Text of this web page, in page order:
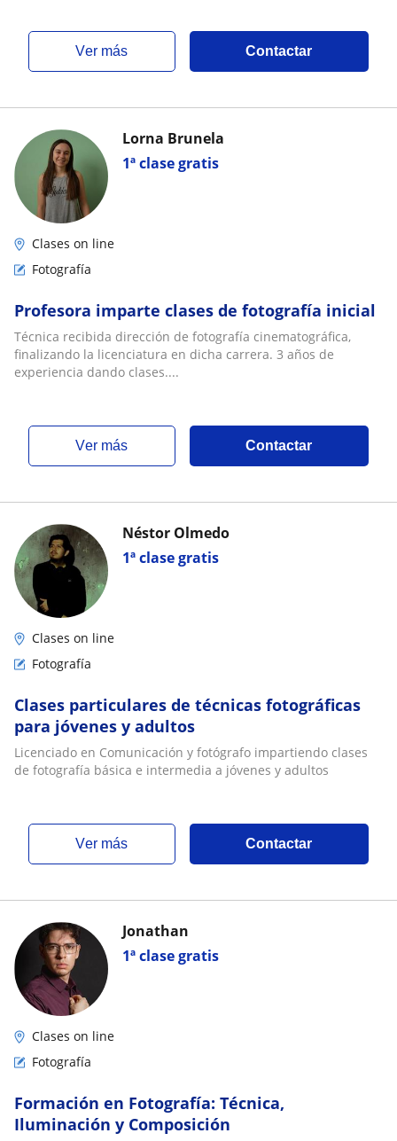
ver más Contactar
1ª clase gratis
Lorna Brunela
Clases on line
Fotografía
Profesora imparte clases de fotografía inicial
Técnica recibida dirección de fotografía cinematográfica,
finalizando la licenciatura en dicha carrera. 3 años de
experiencia dando clases....
ver más Contactar
1ª clase gratis
Néstor Olmedo
Clases on line
Fotografía
Clases particulares de técnicas fotográficas
para jóvenes y adultos
Licenciado en Comunicación y fotógrafo impartiendo clases
de fotografía básica e intermedia a jóvenes y adultos
ver más Contactar
1ª clase gratis
Jonathan
Clases on line
Fotografía
Formación en Fotografía: Técnica,
Iluminación y Composición